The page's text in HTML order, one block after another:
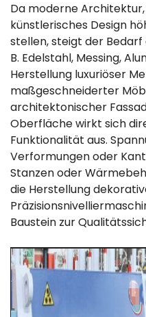
Da moderne
künstlerisches Design
stellen, steigt der
B. Edelstahl, Messing,
Herstellung luxuriöser
maßgeschneiderter
architektonischer
Oberfläche wirkt sich
Funktionalität aus.
Verformungen oder
Stanzen oder
die Herstellung
Baustein zur